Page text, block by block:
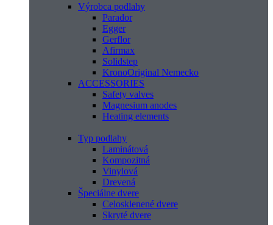
Výrobca podlahy
Parador
Egger
Gerflor
Afirmax
Solidstep
KronoOriginal Nemecko
ACCESSORIES
Safety valves
Magnesium anodes
Heating elements
Typ podlahy
Laminátová
Kompozitná
Vinylová
Drevená
Špeciálne dvere
Celosklenené dvere
Skryté dvere